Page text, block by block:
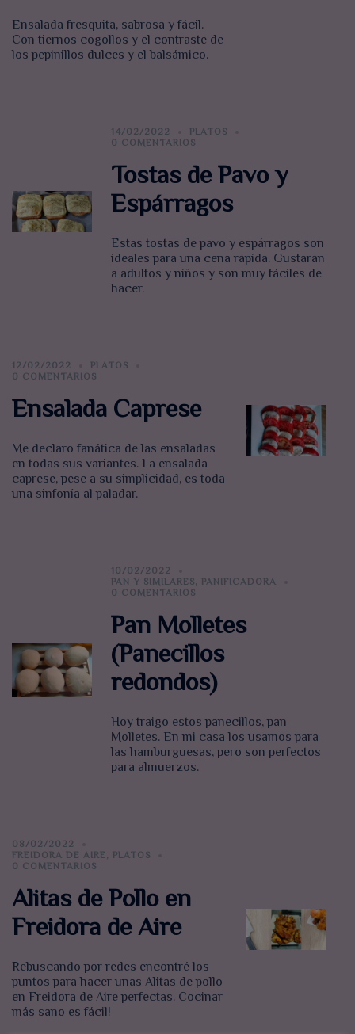
Ensalada fresquita, sabrosa y fácil.
Con tiernos cogollos y el contraste de
los pepinillos dulces y el balsámico.
14/02/2022
PLATOS
0 COMENTARIOS
Tostas de Pavo y
Espárragos
Estas tostas de pavo y espárragos son
ideales para una cena rápida. Gustarán
a adultos y niños y son muy fáciles de
hacer.
12/02/2022
PLATOS
0 COMENTARIOS
Ensalada Caprese
Me declaro fanática de las ensaladas
en todas sus variantes. La ensalada
caprese, pese a su simplicidad, es toda
una sinfonía al paladar.
10/02/2022
PAN Y SIMILARES,
PANIFICADORA
0 COMENTARIOS
Pan Molletes
(Panecillos
redondos)
Hoy traigo estos panecillos, pan
Molletes. En mi casa los usamos para
las hamburguesas, pero son perfectos
para almuerzos.
08/02/2022
FREIDORA DE AIRE,
PLATOS
0 COMENTARIOS
Alitas de Pollo en
Freidora de Aire
Rebuscando por redes encontré los
puntos para hacer unas Alitas de pollo
en Freidora de Aire perfectas. Cocinar
más sano es fácil!